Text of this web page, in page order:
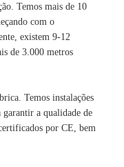
Temos mais de 10
com o
existem 9-12
de 3.000 metros
Temos instalações
garantir a qualidade de
por CE, bem